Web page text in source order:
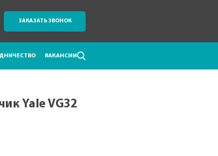
ЗАКАЗАТЬ ЗВОНОК
ВАКАНСИИ
Yale VG32